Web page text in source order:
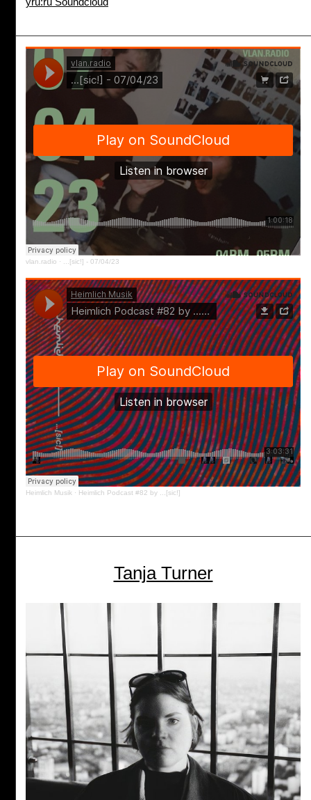
vlan.radio · ...[sic!] - 07/04/23
Heimlich Musik · Heimlich Podcast #82 by ...[sic!]
Tanja Turner